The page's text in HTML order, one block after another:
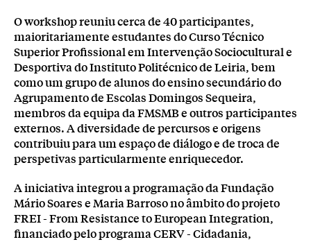
O workshop reuniu cerca de 40 participantes,
maioritariamente estudantes do Curso Técnico
Superior Profissional em Intervenção Sociocultural e
Desportiva do Instituto Politécnico de Leiria, bem
como um grupo de alunos do ensino secundário do
Agrupamento de Escolas Domingos Sequeira,
membros da equipa da FMSMB e outros participantes
externos. A diversidade de percursos e origens
contribuiu para um espaço de diálogo e de troca de
perspetivas particularmente enriquecedor.
A iniciativa integrou a programação da Fundação
Mário Soares e Maria Barroso no âmbito do projeto
FREI - From Resistance to European Integration,
financiado pelo programa CERV - Cidadania,